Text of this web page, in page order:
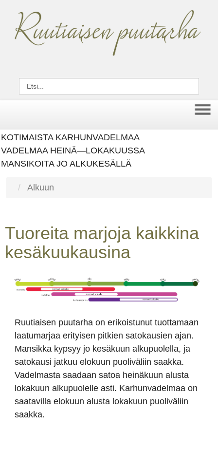
KOTIMAISTA KARHUNVADELMAA
VADELMAA HEINÄ—LOKAKUUSSA
MANSIKOITA JO ALKUKESÄLLÄ
Alkuun
Tuoreita marjoja kaikkina
kesäkuukausina
Ruutiaisen puutarha on erikoistunut tuottamaan
laatumarjaa erityisen pitkien satokausien ajan.
Mansikka kypsyy jo kesäkuun alkupuolella, ja
satokausi jatkuu elokuun puoliväliin saakka.
Vadelmasta saadaan satoa heinäkuun alusta
lokakuun alkupuolelle asti. Karhunvadelmaa on
saatavilla elokuun alusta lokakuun puoliväliin
saakka.